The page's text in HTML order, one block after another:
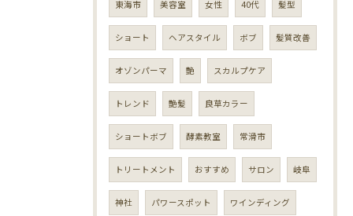
東海市 美容室 女性 40代 髪型
ショート ヘアスタイル ボブ 髪質改善
オゾンパーマ 艶 スカルプケア
トレンド 艶髪 良草カラー
ショートボブ 酵素教室 常滑市
トリートメント おすすめ サロン 岐阜
神社 パワースポット ワインディング